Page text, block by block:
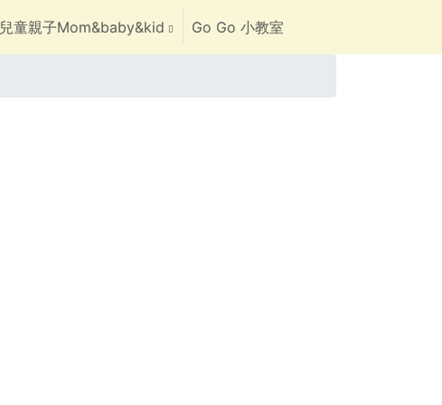
兒童親子Mom&baby&kid Go Go 小教室